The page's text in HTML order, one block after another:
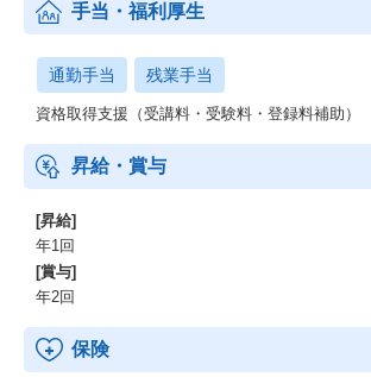
手当・福利厚生
通勤手当 残業手当
資格取得支援（受講料・受験料・登録料補助）
昇給・賞与
[昇給]
年1回
[賞与]
年2回
保険